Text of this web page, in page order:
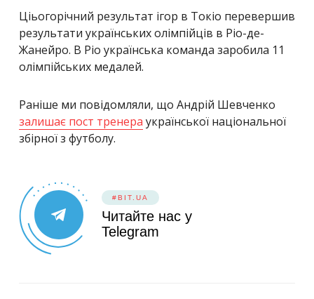
Ціьогорічний результат ігор в Токіо перевершив
результати українських олімпійців в Ріо-де-
Жанейро. В Ріо українська команда заробила 11
олімпійських медалей.
Раніше ми повідомляли, що Андрій Шевченко
залишає пост тренера української національної
збірної з футболу.
#BIT.UA
Читайте нас у
Telegram